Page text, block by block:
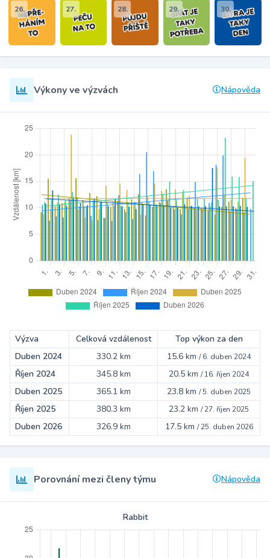
26. 27. 28. 29. 30.
Výkony ve výzvách Nápověda
Výzva Celková vzdálenost
Top výkon za den
Duben 2024
330.2 km 15.6 km /6. duben 2024
Říjen 2024 345.8 km 20.5 km /16. říjen 2024
Duben 2025 365.1 km 23.8 km /5. duben 2025
Říjen 2025 380.3 km 23.2 km /27. říjen 2025
Duben 2026 326.9 km 17.5 km /25. duben 2026
Porovnání mezi členy týmu Nápověda
Rabbit